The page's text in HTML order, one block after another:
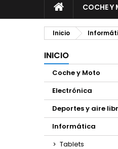
INICIOCOCHE Y
Inicio
INICIO
Coche y Moto
Electrónica
Deportes y aire
Informática
Tablets